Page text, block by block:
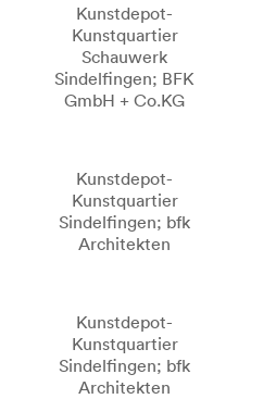
Kunstdepot-
Kunstquartier
Schauwerk
Sindelfingen; BFK
GmbH + Co.KG
Kunstdepot-
Kunstquartier
Sindelfingen; bfk
Architekten
Kunstdepot-
Kunstquartier
Sindelfingen; bfk
Architekten